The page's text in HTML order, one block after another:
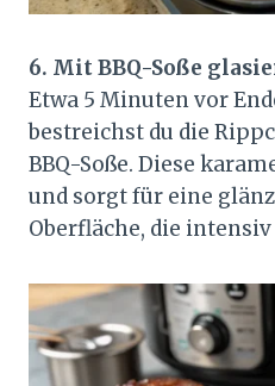
6. Mit BBQ-Soße
Etwa 5 Minuten vor
bestreichst du die
BBQ-Soße. Diese
und sorgt für eine
Oberfläche, die